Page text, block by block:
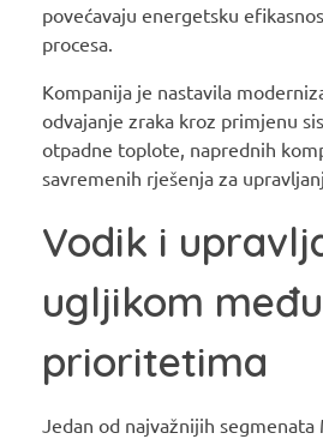
povećavaju energetsku
procesa.
Kompanija je nastavila
odvajanje zraka kroz primjenu
otpadne toplote, naprednih
savremenih rješenja za
Vodik i
ugljikom
prioritetima
Jedan od najvažnijih segmenata